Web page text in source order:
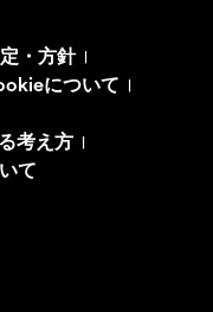
・方針|
について |
考え方 |
て